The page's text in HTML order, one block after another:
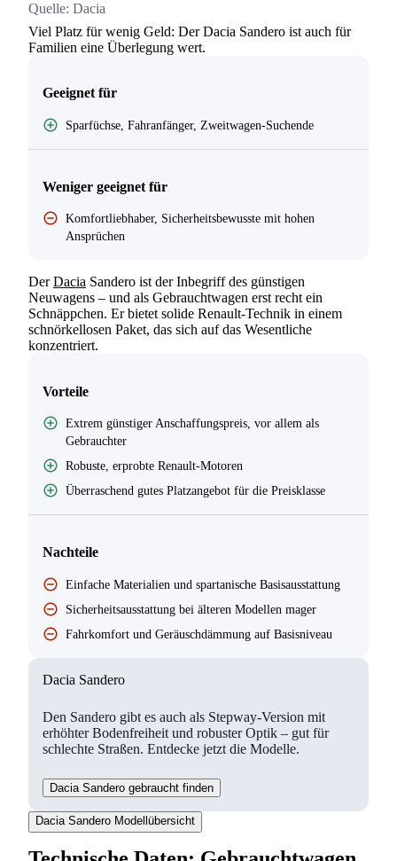
Suchen
Quelle: Dacia
Viel Platz für wenig Geld: Der Dacia Sandero ist auch für
Familien eine Überlegung wert.
Geeignet für
Sparfüchse, Fahranfänger, Zweitwagen-Suchende
Weniger geeignet für
Komfortliebhaber, Sicherheitsbewusste mit hohen
Ansprüchen
DerDacia Sandero ist der Inbegriff des günstigen
Neuwagens – und als Gebrauchtwagen erst recht ein
Schnäppchen. Er bietet solide Renault-Technik in einem
schnörkellosen Paket, das sich auf das Wesentliche
konzentriert.
Vorteile
Extrem günstiger Anschaffungspreis, vor allem als
Gebrauchter
Robuste, erprobte Renault-Motoren
Überraschend gutes Platzangebot für die Preisklasse
Nachteile
Einfache Materialien und spartanische Basisausstattung
Sicherheitsausstattung bei älteren Modellen mager
Fahrkomfort und Geräuschdämmung auf Basisniveau
Dacia Sandero
Den Sandero gibt es auch als Stepway-Version mit
erhöhter Bodenfreiheit und robuster Optik – gut für
schlechte Straßen. Entdecke jetzt die Modelle.
Dacia Sandero gebraucht finden
Dacia Sandero Modellübersicht